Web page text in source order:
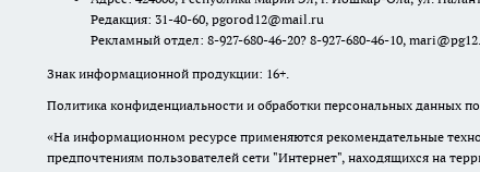
Редакция: 31-40-60, pgorod12@mail.ru
Рекламный отдел: 8-927-680-46-20? 8-927-680-46-10,
Знак информационной продукции: 16+.
Политика конфиденциальности и обработки персональных данных
«На информационном ресурсе применяются рекомендательные
предпочтениям пользователей сети "Интернет", находящихся на